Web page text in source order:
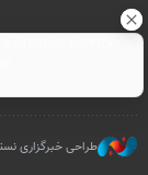
Commons
طراحی خبرگزاری